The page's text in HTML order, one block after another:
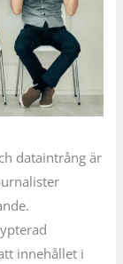
dataintrång är
innehållet i